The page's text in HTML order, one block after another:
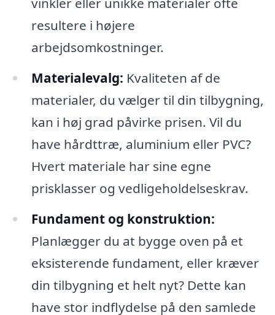
resultere i højere
arbejdsomkostninger.
Materialevalg: Kvaliteten af de
materialer, du vælger til din tilbygning,
kan i høj grad påvirke prisen. Vil du
have hårdttræ, aluminium eller PVC?
Hvert materiale har sine egne
prisklasser og vedligeholdelseskrav.
Fundament og konstruktion:
Planlægger du at bygge oven på et
eksisterende fundament, eller kræver
din tilbygning et helt nyt? Dette kan
have stor indflydelse på den samlede